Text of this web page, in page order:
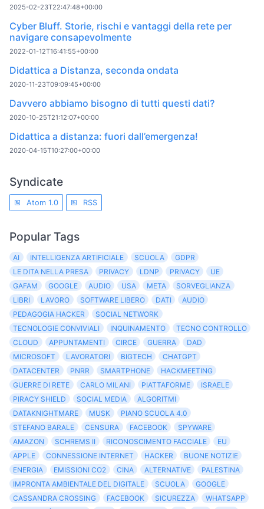
2025-02-23T22:47:48+00:00
Cyber Bluff. Storie, rischi e vantaggi della rete per
navigare consapevolmente
2022-01-12T16:41:55+00:00
Didattica a Distanza, seconda ondata
2020-11-23T09:09:45+00:00
Davvero abbiamo bisogno di tutti questi dati?
2020-10-25T21:12:07+00:00
Didattica a distanza: fuori dall’emergenza!
2020-04-15T10:27:00+00:00
Syndicate
Atom 1.0 RSS
Popular Tags
AI INTELLIGENZA ARTIFICIALE SCUOLA
GDPR
LE DITA NELLA PRESA
PRIVACY LDNP PRIVACY
UE
GAFAM
GOOGLE AUDIO USA META
SORVEGLIANZA
LIBRI
LAVORO SOFTWARE LIBERO DATI
AUDIO
PEDAGOGIA HACKER
SOCIAL NETWORK
TECNOLOGIE CONVIVIALI
INQUINAMENTO
TECNO CONTROLLO
CLOUD
APPUNTAMENTI CIRCE GUERRA
DAD
MICROSOFT
LAVORATORI BIGTECH
CHATGPT
DATACENTER
PNRR SMARTPHONE
HACKMEETING
GUERRE DI RETE
CARLO MILANI PIATTAFORME
ISRAELE
PIRACY SHIELD
SOCIAL MEDIA
ALGORITMI
DATAKNIGHTMARE
MUSK
PIANO SCUOLA 4.0
STEFANO BARALE
CENSURA FACEBOOK
SPYWARE
AMAZON
SCHREMS II RICONOSCIMENTO FACCIALE
EU
APPLE
CONNESSIONE INTERNET HACKER
BUONE NOTIZIE
ENERGIA
EMISSIONI CO2 CINA ALTERNATIVE
PALESTINA
IMPRONTA AMBIENTALE DEL DIGITALE
SCUOLA
GOOGLE
CASSANDRA CROSSING
FACEBOOK SICUREZZA
WHATSAPP